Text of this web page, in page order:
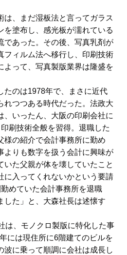
は、まだ湿板法と言ってガラス
を塗布し、感光板が濡れている
であった。その後、写真乳剤が
フィルム法へ移行し、印刷技術
よって、写真製版業界は隆盛を
たのは1978年で、まさに近代
れつつある時代だった。法政大
、いったん、大阪の印刷会社に
刷技術全般を習得。退職した
様の紹介で会計事務所に勤め
よりも数字を扱う会計に興味が
いた父親が体を壊していたこと
に入ってくれないかという要請
めていた会計事務所を退職
した」と、大森社長は述懐す
は、モノクロ製版に特化した事
には現住所に6階建てのビルを
波に乗って順調に会社は成長し